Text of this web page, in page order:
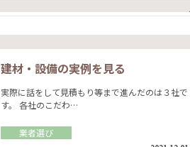
建材・設備の実例を見る
実際に話をして見積もり等まで進んだのは３社で
す。 各社のこだわ…
業者選び